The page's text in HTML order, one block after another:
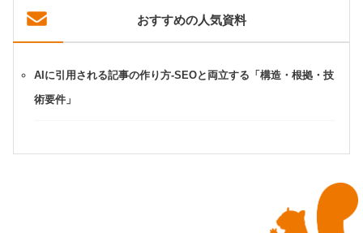
おすすめの人気資料
AIに引用される記事の作り方-SEOと両立する「構造・根拠・技
術要件」